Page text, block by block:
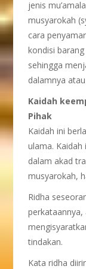
jenis
musyarokah
cara
kondisi
sehingga
dalamnya
Kaidah
Pihak
Kaidah ini
ulama.
dalam akad
musyarokah,
Ridha
tindakan.
Kata ridha